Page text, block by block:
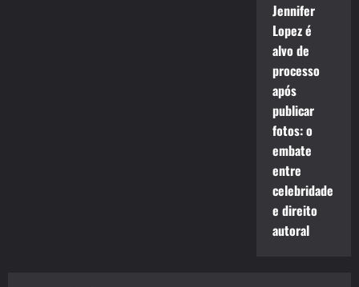
Jennifer
Lopez é
alvo de
processo
após
publicar
fotos: o
embate
entre
celebridade
e direito
autoral